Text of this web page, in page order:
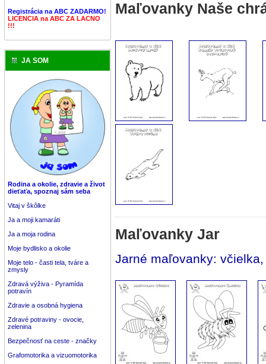
Registrácia na ABC ZADARMO!
LICENCIA na ABC ZA LACNO
!!!
JA SOM
Rodina a okolie, zdravie a život
dieťaťa, spoznaj sám seba
Vitaj v škôlke
Ja a moji kamaráti
Ja a moja rodina
Moje bydlisko a okolie
Moje telo - časti tela, tváre a
zmysly
Zdravá výživa - Pyramída
potravín
Zdravie a osobná hygiena
Zdravé potraviny - ovocie,
zelenina
Bezpečnosť na ceste - značky
Grafomotorika a vizuomotorika
Maľovanky Naše
Maľovanky Jar
Jarné maľovanky: